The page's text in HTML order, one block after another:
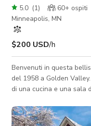
5.0 (1) 60+ ospiti
Minneapolis, MN
$200 USD/h
Benvenuti in questa
del 1958 a Golden
di una cucina e una sala
con dettagli tamburati.
l'interno spazioso,